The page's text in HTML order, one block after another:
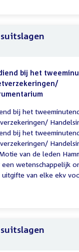
bij het
bij het
bij het
van de leden
wetenschappelijk
uitgifte van elke ekv